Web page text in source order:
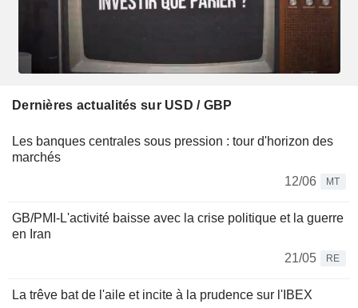
Dernières actualités sur USD / GBP
Les banques centrales sous pression : tour d'horizon des
marchés
12/06
MT
GB/PMI-L'activité baisse avec la crise politique et la guerre
en Iran
21/05
RE
La trêve bat de l'aile et incite à la prudence sur l'IBEX